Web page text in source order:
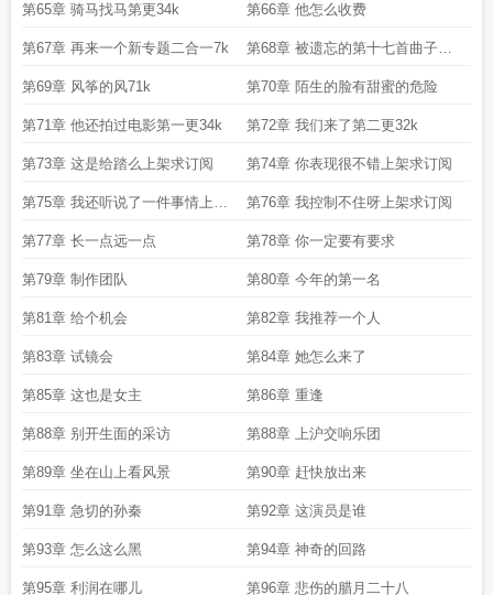
第65章 骑马找马第更34k 第66章 他怎么收费
第67章 再来一个新专题二合一7k 第68章 被遗忘的第十七首曲子二
合一7k
第69章 风筝的风71k 第70章 陌生的脸有甜蜜的危险
第71章 他还拍过电影第一更34k 第72章 我们来了第二更32k
第73章 这是给踏么上架求订阅 第74章 你表现很不错上架求订阅
第75章 我还听说了一件事情上架
求订阅
第76章 我控制不住呀上架求订阅
第77章 长一点远一点 第78章 你一定要有要求
第79章 制作团队 第80章 今年的第一名
第81章 给个机会 第82章 我推荐一个人
第83章 试镜会 第84章 她怎么来了
第85章 这也是女主 第86章 重逢
第88章 别开生面的采访 第88章 上沪交响乐团
第89章 坐在山上看风景 第90章 赶快放出来
第91章 急切的孙秦 第92章 这演员是谁
第93章 怎么这么黑 第94章 神奇的回路
第95章 利润在哪儿 第96章 悲伤的腊月二十八